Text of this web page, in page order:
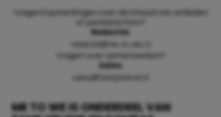
ME TO WE IS ONDERDEEL VAN
Vragen/opmerkingen over de inhoud van artikelen
of persberichten?
Redactie:
redactie@me-to-we.nl
Vragen over samenwerken?
Sales:
sales@familyblend.nl